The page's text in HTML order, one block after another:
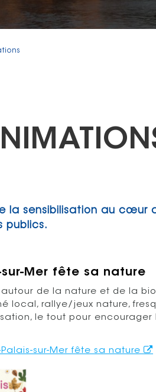
la sensibilisation au cœur
publics.
sur-Mer fête sa nature
autour de la nature et de la
local, rallye/jeux nature,
le tout pour
sur-Mer fête sa nature